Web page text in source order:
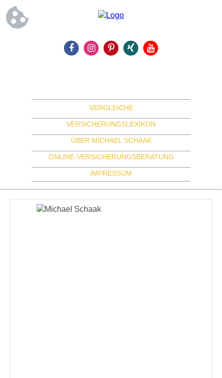
VERGLEICHE
VERSICHERUNGSLEXIKON
ÜBER MICHAEL SCHAAK
ONLINE-VERSICHERUNGSBERATUNG
IMPRESSUM